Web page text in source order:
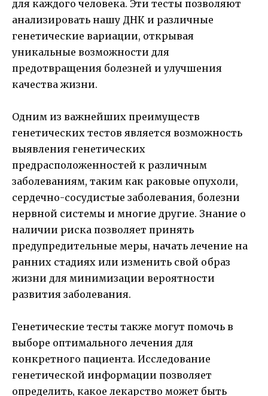
для каждого человека. Эти тесты позволяют
анализировать нашу ДНК и различные
генетические вариации, открывая
уникальные возможности для
предотвращения болезней и улучшения
качества жизни.
Одним из важнейших преимуществ
генетических тестов является возможность
выявления генетических
предрасположенностей к различным
заболеваниям, таким как раковые опухоли,
сердечно-сосудистые заболевания, болезни
нервной системы и многие другие. Знание о
наличии риска позволяет принять
предупредительные меры, начать лечение на
ранних стадиях или изменить свой образ
жизни для минимизации вероятности
развития заболевания.
Генетические тесты также могут помочь в
выборе оптимального лечения для
конкретного пациента. Исследование
генетической информации позволяет
определить, какое лекарство может быть